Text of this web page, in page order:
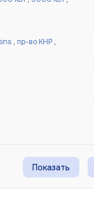
, пр-во КНР ,